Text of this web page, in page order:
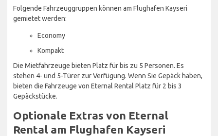
Folgende Fahrzeuggruppen können am Flughafen Kayseri
gemietet werden:
Economy
Kompakt
Die Mietfahrzeuge bieten Platz für bis zu 5 Personen. Es
stehen 4- und 5-Türer zur Verfügung. Wenn Sie Gepäck haben,
bieten die Fahrzeuge von Eternal Rental Platz für 2 bis 3
Gepäckstücke.
Optionale Extras von Eternal
Rental am Flughafen Kayseri